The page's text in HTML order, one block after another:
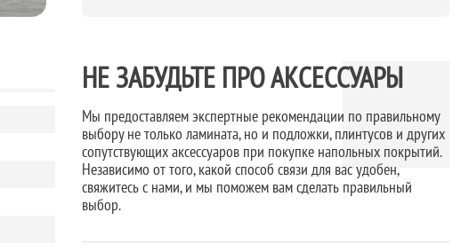
НЕ ЗАБУДЬТЕ ПРО АКСЕССУАРЫ
Мы предоставляем экспертные рекомендации по правильному
выбору не только ламината, но и подложки, плинтусов и других
сопутствующих аксессуаров при покупке напольных покрытий.
Независимо от того, какой способ связи для вас удобен,
свяжитесь с нами, и мы поможем вам сделать правильный
выбор.